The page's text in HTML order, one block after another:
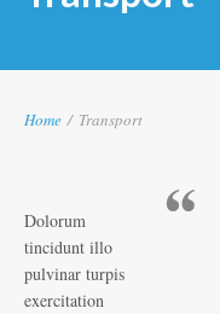
Home / Transport
Dolorum
tincidunt illo
pulvinar turpis
exercitation